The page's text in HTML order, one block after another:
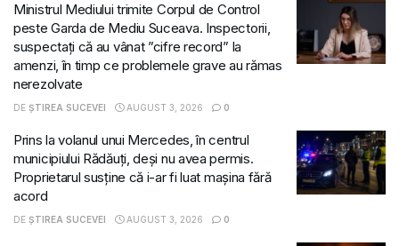
Ministrul Mediului trimite Corpul de Control
peste Garda de Mediu Suceava. Inspectorii,
suspectați că au vânat ”cifre record” la
amenzi, în timp ce problemele grave au rămas
nerezolvate
DE ȘTIREA SUCEVEI AUGUST 3, 2026 0
Prins la volanul unui Mercedes, în centrul
municipiului Rădăuți, deși nu avea permis.
Proprietarul susține că i-ar fi luat mașina fără
acord
DE ȘTIREA SUCEVEI AUGUST 3, 2026 0